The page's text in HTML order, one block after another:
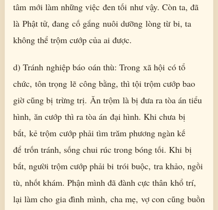
tâm mới làm những việc đen tối như vậy. Còn ta, đã
là Phật tử, đang cố gắng nuôi dưỡng lòng từ bi, ta
không thể trộm cướp của ai được.
d) Tránh nghiệp báo oán thù: Trong xã hội có tổ
chức, tôn trọng lẽ công bằng, thì tội trộm cướp bao
giờ cũng bị trừng trị. Ăn trộm là bị đưa ra tòa án tiểu
hình, ăn cướp thì ra tòa án đại hình. Khi chưa bị
bắt, kẻ trộm cướp phải tìm trăm phương ngàn kế
để trốn tránh, sống chui rúc trong bóng tối. Khi bị
bắt, người trộm cướp phải bi trói buộc, tra khảo, ngồi
tù, nhốt khám. Phận mình đã đành cực thân khổ trí,
lại làm cho gia đình mình, cha mẹ, vợ con cũng buồn